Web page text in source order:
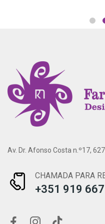
Av. Dr. Afonso Costa n.º17,
CHAMADA PARA
+351 919